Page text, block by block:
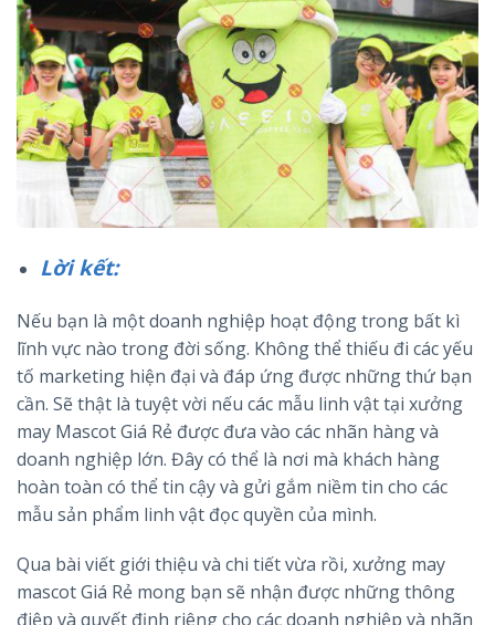
Lời kết:
Nếu bạn là một doanh nghiệp hoạt động trong bất kì
lĩnh vực nào trong đời sống. Không thể thiếu đi các yếu
tố marketing hiện đại và đáp ứng được những thứ bạn
cần. Sẽ thật là tuyệt vời nếu các mẫu linh vật tại xưởng
may Mascot Giá Rẻ được đưa vào các nhãn hàng và
doanh nghiệp lớn. Đây có thể là nơi mà khách hàng
hoàn toàn có thể tin cậy và gửi gắm niềm tin cho các
mẫu sản phẩm linh vật đọc quyền của mình.
Qua bài viết giới thiệu và chi tiết vừa rồi, xưởng may
mascot Giá Rẻ mong bạn sẽ nhận được những thông
điệp và quyết định riêng cho các doanh nghiệp và nhãn